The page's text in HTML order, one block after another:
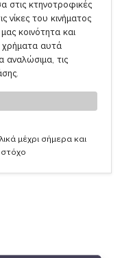
κτηνοτροφικές
νίκες του κινήματος
κοινότητα και
χρήματα αυτά
αναλώσιμα, τις
μέχρι σήμερα και
στόχο